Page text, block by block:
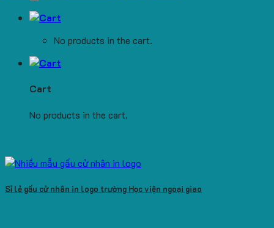
No products in the cart.
Cart
No products in the cart.
Sỉ lẻ gấu cử nhân in logo trường Học viện ngoại giao